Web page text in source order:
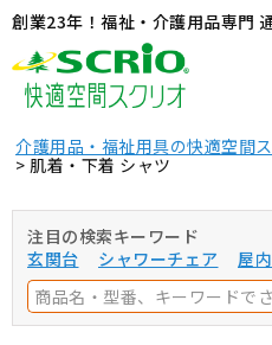
創業23年！福祉・介護用品専門
介護用品・福祉用具の快適空間
肌着・下着 シャツ
注目の検索キーワード
玄関台
シャワーチェア 屋